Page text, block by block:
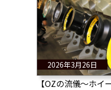
2026年3月26日
【OZの流儀〜ホイ